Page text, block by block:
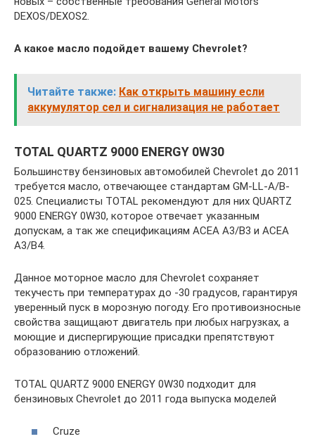
DEXOS/DEXOS2.
А какое масло подойдет вашему Chevrolet?
Читайте также: Как открыть машину если
аккумулятор сел и сигнализация не работает
TOTAL QUARTZ 9000 ENERGY 0W30
Большинству бензиновых автомобилей Chevrolet до 2011
требуется масло, отвечающее стандартам GM-LL-A/B-
025. Специалисты TOTAL рекомендуют для них QUARTZ
9000 ENERGY 0W30, которое отвечает указанным
допускам, а так же спецификациям ACEA A3/B3 и ACEA
A3/B4.
Данное моторное масло для Chevrolet сохраняет
текучесть при температурах до -30 градусов, гарантируя
уверенный пуск в морозную погоду. Его противоизносные
свойства защищают двигатель при любых нагрузках, а
моющие и диспергирующие присадки препятствуют
образованию отложений.
TOTAL QUARTZ 9000 ENERGY 0W30 подходит для
бензиновых Chevrolet до 2011 года выпуска моделей
Cruze